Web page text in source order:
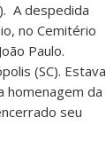
A despedida
no Cemitério
Paulo.
(SC). Estava
homenagem da
seu